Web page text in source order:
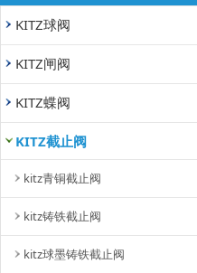
KITZ球阀
KITZ闸阀
KITZ蝶阀
KITZ截止阀
kitz青铜截止阀
kitz铸铁截止阀
kitz球墨铸铁截止阀